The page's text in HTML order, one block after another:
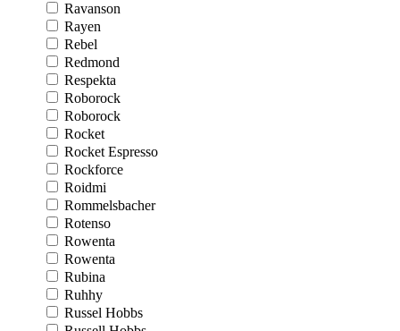
Ravanson
Rayen
Rebel
Redmond
Respekta
Roborock
Roborock
Rocket
Rocket Espresso
Rockforce
Roidmi
Rommelsbacher
Rotenso
Rowenta
Rowenta
Rubina
Ruhhy
Russel Hobbs